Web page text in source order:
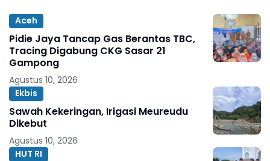
Aceh
Pidie Jaya Tancap Gas Berantas TBC,
Tracing Digabung CKG Sasar 21
Gampong
Agustus 10, 2026
Ekbis
Sawah Kekeringan, Irigasi Meureudu
Dikebut
Agustus 10, 2026
HUT RI